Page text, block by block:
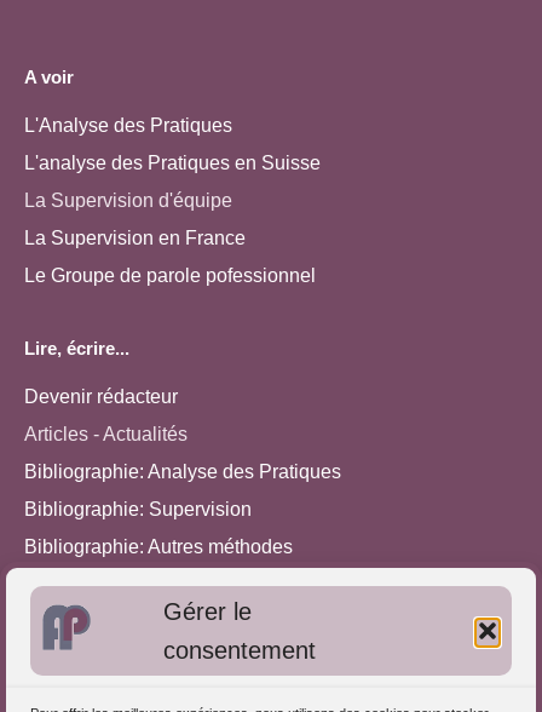
Gérer le
consentement
A voir
L'Analyse des Pratiques
L'analyse des Pratiques en Suisse
La Supervision d'équipe
La Supervision en France
Le Groupe de parole pofessionnel
Lire, écrire...
Devenir rédacteur
Articles - Actualités
Bibliographie: Analyse des Pratiques
Bibliographie: Supervision
Bibliographie: Autres méthodes
Approches de l'Analyse des pratiques
Autres informations
S'inscrire dans l'Annuaire